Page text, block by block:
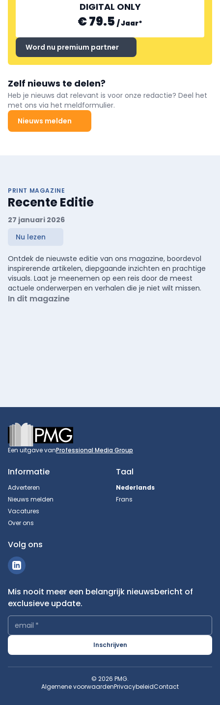
DIGITAL ONLY
€ 79.5 /Jaar*
Word nu premium partner
Zelf nieuws te delen?
Heb je nieuws dat relevant is voor onze redactie? Deel het
met ons via het meldformulier.
Nieuws melden
PRINT MAGAZINE
Recente Editie
27 januari 2026
Nu lezen
Ontdek de nieuwste editie van ons magazine, boordevol
inspirerende artikelen, diepgaande inzichten en prachtige
visuals. Laat je meenemen op een reis door de meest
actuele onderwerpen en verhalen die je niet wilt missen.
In dit magazine
Footer
Een uitgave vanProfessional Media Group
Informatie
Adverteren
Nieuws melden
Vacatures
Over ons
Taal
Nederlands
Frans
Volg ons
Mis nooit meer een belangrijk nieuwsbericht of
exclusieve update.
email *
Inschrijven
© 2026 PMG.
Algemene voorwaardenPrivacybeleidContact